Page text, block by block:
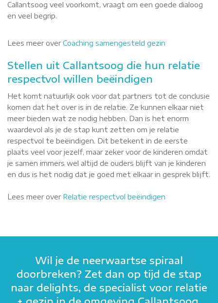
Callantsoog veel voorkomt, vraagt om een goede dialoog
en veel begrip.
Lees meer overCoaching samengesteld gezin
Stellen uit Callantsoog die hun relatie
respectvol willen beëindigen
Het komt natuurlijk ook voor dat partners tot de conclusie
komen dat het over is in de relatie. Ze kunnen elkaar niet
meer bieden wat ze nodig hebben. Dan is het enorm
waardevol als je de stap kunt zetten om je relatie
respectvol te beëindigen. Dit betekent in de eerste
plaats veel voor jezelf, maar zeker voor de kinderen omdat
je samen immers wel altijd de ouders blijft van je kinderen
en dus is het nodig dat je goed met elkaar in gesprek blijft.
Lees meer over Relatie respectvol beëindigen
Wil je de neerwaartse spiraal
doorbreken? Zet dan op tijd de stap
naar delights, de specialist voor relatie